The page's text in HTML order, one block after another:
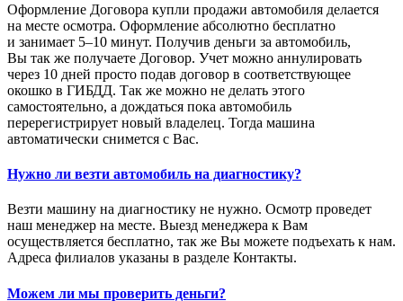
Оформление Договора купли продажи автомобиля делается
на месте осмотра. Оформление абсолютно бесплатно
и занимает 5–10 минут. Получив деньги за автомобиль,
Вы так же получаете Договор. Учет можно аннулировать
через 10 дней просто подав договор в соответствующее
окошко в ГИБДД. Так же можно не делать этого
самостоятельно, а дождаться пока автомобиль
перерегистрирует новый владелец. Тогда машина
автоматически снимется с Вас.
Нужно ли везти автомобиль на диагностику?
Везти машину на диагностику не нужно. Осмотр проведет
наш менеджер на месте. Выезд менеджера к Вам
осуществляется бесплатно, так же Вы можете подъехать к нам.
Адреса филиалов указаны в разделе Контакты.
Можем ли мы проверить деньги?